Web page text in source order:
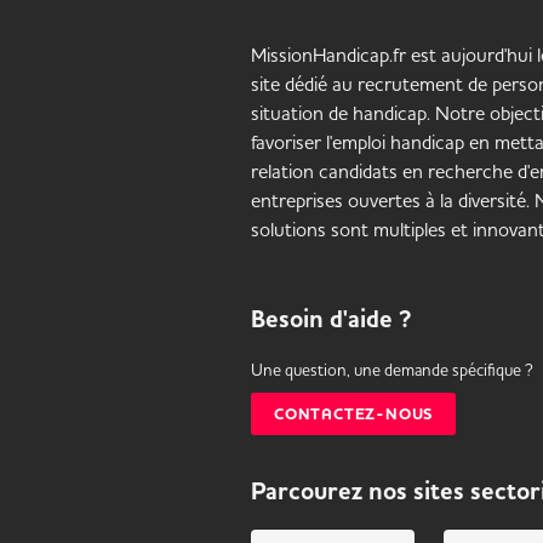
MissionHandicap.fr est aujourd'hui
site dédié au recrutement de
situation de handicap. Notre
favoriser l'emploi handicap en
relation candidats en recherche
entreprises ouvertes à la diversité.
solutions sont multiples et
Besoin d'aide ?
Une question, une demande spécifique ?
CONTACTEZ-NOUS
Parcourez nos sites